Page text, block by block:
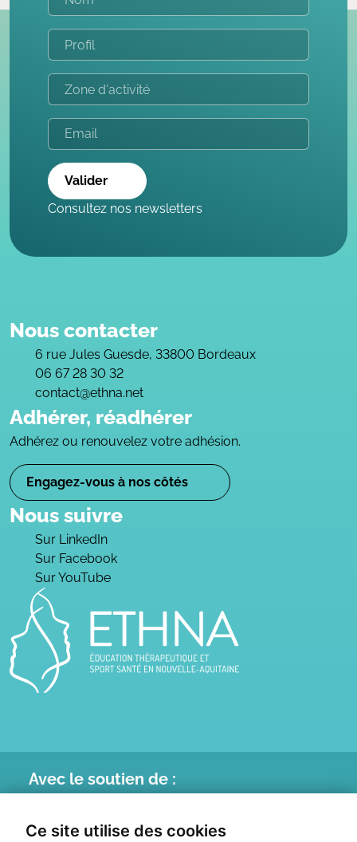
Ce site utilise des cookies
Valider
Consultez nos newsletters
Nous contacter
6 rue Jules Guesde, 33800 Bordeaux
06 67 28 30 32
contact@ethna.net
Adhérer, réadhérer
Adhérez ou renouvelez votre adhésion.
Engagez-vous à nos côtés
Nous suivre
Sur LinkedIn
Sur Facebook
Sur YouTube
Avec le soutien de :